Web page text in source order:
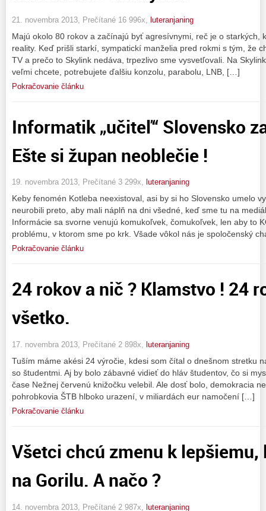
21. novembra 2013, Prečítané 16 996x, luteranjaning
Majú okolo 80 rokov a začínajú byť agresívnymi, reč je o starkých,
reality. Keď prišli starkí, sympatickí manželia pred rokmi s tým, že
TV a prečo to Skylink nedáva, trpezlivo sme vysvetľovali. Na
veľmi chcete, potrebujete ďalšiu konzolu, parabolu, LNB, […]
Pokračovanie článku
Informatik „učiteľ“ Slovensko
Ešte si župan neoblečie !
19. novembra 2013, Prečítané 3 299x, luteranjaning
Keby fenomén Kotleba neexistoval, asi by si ho Slovensko umelo
neurobili preto, aby mali náplň na dni všedné, keď sme tu na
Informácie sa svorne venujú komukoľvek, čomukoľvek, len aby to
problému, v ktorom sme po krk. Všade vôkol nás je spoločenský
Pokračovanie článku
24 rokov a nič ? Klamstvo ! 24
všetko.
17. novembra 2013, Prečítané 2 898x, luteranjaning
Tuším máme akési 24 výročie, kdesi som čítal o dnešnom stretku
so študentmi. Aj by bolo zábavné vidieť do hláv študentov, čo si
čase Nežnej červenú knižočku velebil. Ale dosť bolo, demokracia
pohrobkovia ŠTB hlboko urazení, v miliardách eur namočení […]
Pokračovanie článku
Všetci chcú zmenu k lepšiemu,
na Gorilu. A načo ?
14. novembra 2013, Prečítané 2 987x, luteranjaning